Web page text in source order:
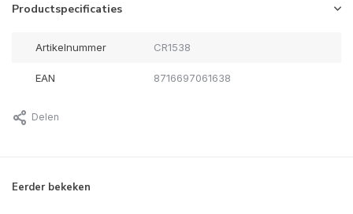
Productspecificaties
Artikelnummer CR1538
EAN 8716697061638
Delen
Eerder bekeken